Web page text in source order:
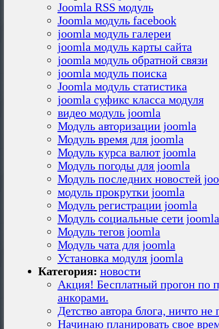
Joomla RSS модуль
Joomla модуль facebook
joomla модуль галереи
joomla модуль карты сайта
joomla модуль обратной связи
joomla модуль поиска
Joomla модуль статистика
joomla суфикс класса модуля
видео модуль joomla
Модуль авторизации joomla
Модуль время для joomla
Модуль курса валют joomla
Модуль погоды для joomla
Модуль последних новостей
модуль прокрутки joomla
Модуль регистрации joomla
Модуль социальные сети joomla
Модуль тегов joomla
Модуль чата для joomla
Установка модуля joomla
Категория: новости
Акция! Бесплатный прогон по
анкорами.
Детство автора блога, ничто
Начинаю планировать свое